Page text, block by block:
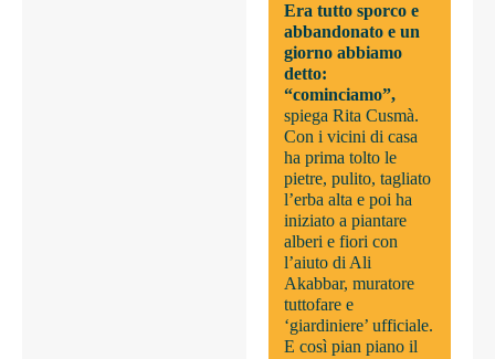
Era tutto sporco e
abbandonato e un
giorno abbiamo
detto:
“cominciamo”,
spiega Rita Cusmà.
Con i vicini di casa
ha prima tolto le
pietre, pulito, tagliato
l’erba alta e poi ha
iniziato a piantare
alberi e fiori con
l’aiuto di Ali
Akabbar, muratore
tuttofare e
‘giardiniere’ ufficiale.
E così pian piano il